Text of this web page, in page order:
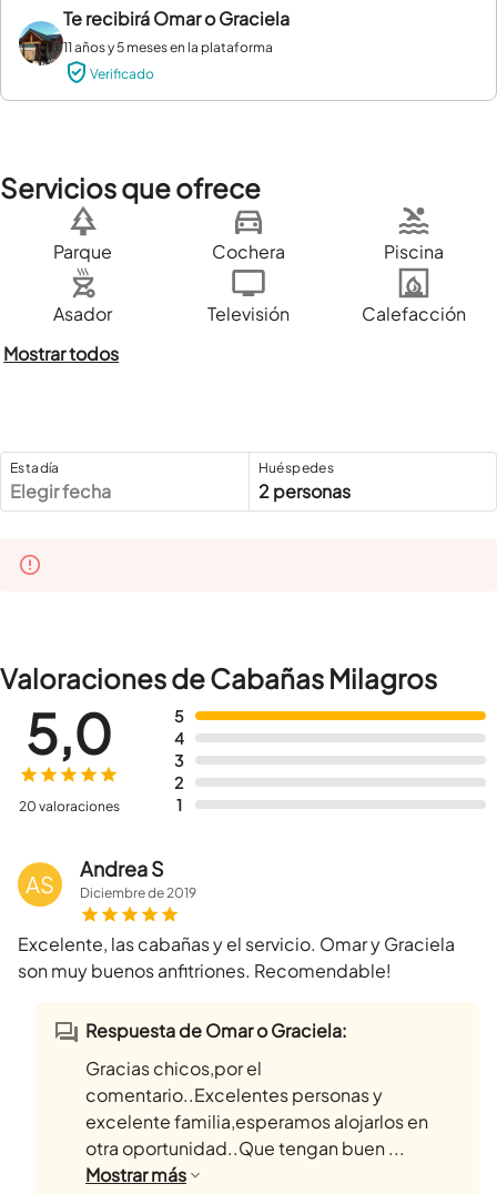
Te recibiráOmar o Graciela
11 años y 5 meses en la plataforma
Verificado
Servicios que ofrece
Parque Cochera Piscina
Asador Televisión
Calefacción
Mostrar todos
Estadía
Elegir fecha
Huéspedes
2 personas
Valoraciones de Cabañas Milagros
5
4
3
2
1
5,0
20 valoraciones
AS
Andrea S
Diciembrede2019
Excelente, las cabañas y el servicio. Omar y Graciela
son muy buenos anfitriones. Recomendable!
Respuesta de Omar o Graciela:
Gracias chicos,por el
comentario..Excelentes personas y
excelente familia,esperamos alojarlos en
otra oportunidad..Que tengan buen ...
Mostrarmás